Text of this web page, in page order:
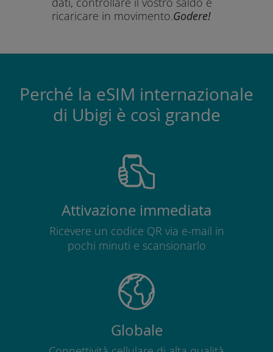
ricaricare in movimento.Godere!
Perché la eSIM internazionale
di Ubigi è così grande
Attivazione immediata
Ricevere un codice QR via e-mail in
pochi minuti e scansionarlo
Globale